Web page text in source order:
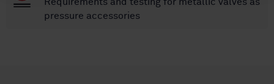
pressure accessories